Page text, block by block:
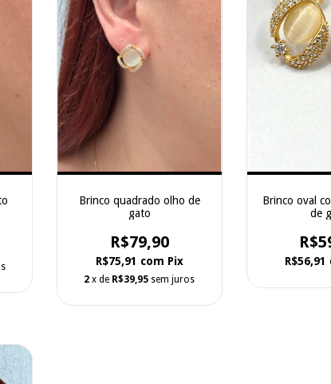
Brinco quadrado olho de
gato
R$79,90
R$75,91 com Pix
2 x de R$39,95 sem juros
Brinco oval
de
R$56,91